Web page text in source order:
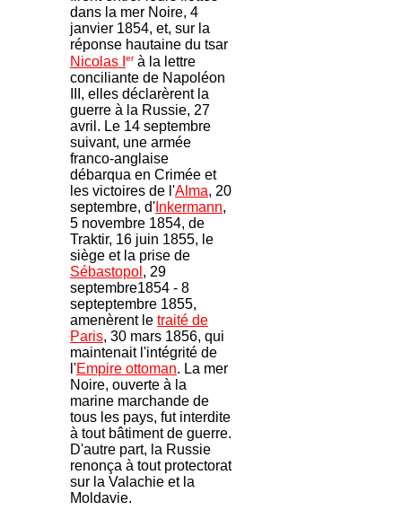
dans la mer Noire, 4
janvier 1854, et, sur la
réponse hautaine du tsar
Nicolas I
erà la lettre
conciliante de Napoléon
III, elles déclarèrent la
guerre à la Russie, 27
avril. Le 14 septembre
suivant, une armée
franco-anglaise
débarqua en Crimée et
les victoires de l'Alma, 20
septembre, d' Inkermann,
5 novembre 1854, de
Traktir, 16 juin 1855, le
siège et la prise de
Sébastopol , 29
septembre1854 - 8
septeptembre 1855,
amenèrent le traité de
Paris, 30 mars 1856, qui
maintenait l'intégrité de
l'Empire ottoman. La mer
Noire, ouverte à la
marine marchande de
tous les pays, fut interdite
à tout bâtiment de guerre.
D'autre part, la Russie
renonça à tout protectorat
sur la Valachie et la
Moldavie.